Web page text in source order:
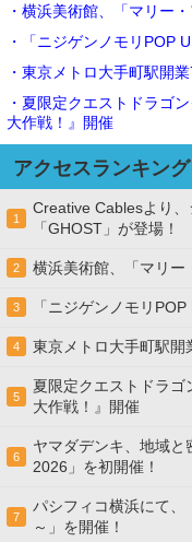
・横浜美術館、「マリー
・「ニジゲンノモリPOP
・東京メトロ大手町駅開
・夏限定クエストドラゴ
大作戦！』開催
アクセスランキング
1
Creative Cablesより
「GHOST」が登場！
2 横浜美術館、「マリー
3 「ニジゲンノモリ
4 東京メトロ大手町駅開
5
夏限定クエストドラ
大作戦！』開催
6
ヤマダデンキ、地域と
2026」を初開催！
7
パシフィコ横浜にて
～」を開催！